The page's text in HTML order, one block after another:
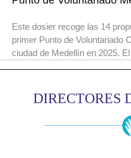
Este dosier recoge las 14
primer Punto de Voluntariado
ciudad de Medellín en 2025.
DIRECTORES